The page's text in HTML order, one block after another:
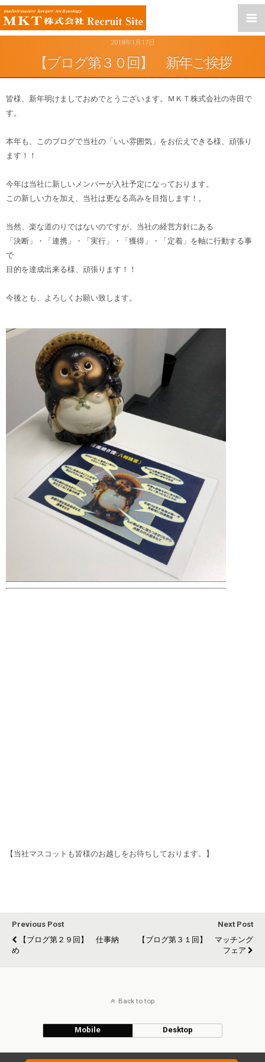
2018年1月17日
【ブログ第３０回】 新年ご挨拶
皆様、新年明けましておめでとうございます。ＭＫＴ株式会社の寺田で
す。
本年も、このブログで当社の「いい雰囲気」をお伝えできる様、頑張り
ます！！
今年は当社に新しいメンバーが入社予定になっております。
この新しい力を加え、当社は更なる高みを目指します！。
当然、楽な道のりではないのですが、当社の経営方針にある
「決断」・「連携」・「実行」・「獲得」・「定着」を軸に行動する事
で
目的を達成出来る様、頑張ります！！
今後とも、よろしくお願い致します。
【当社マスコットも皆様のお越しをお待ちしております。】
Previous Post
【ブログ第２９回】 仕事納
め
Next Post
【ブログ第３１回】 マッチング
フェア
Back to top
Mobile Desktop